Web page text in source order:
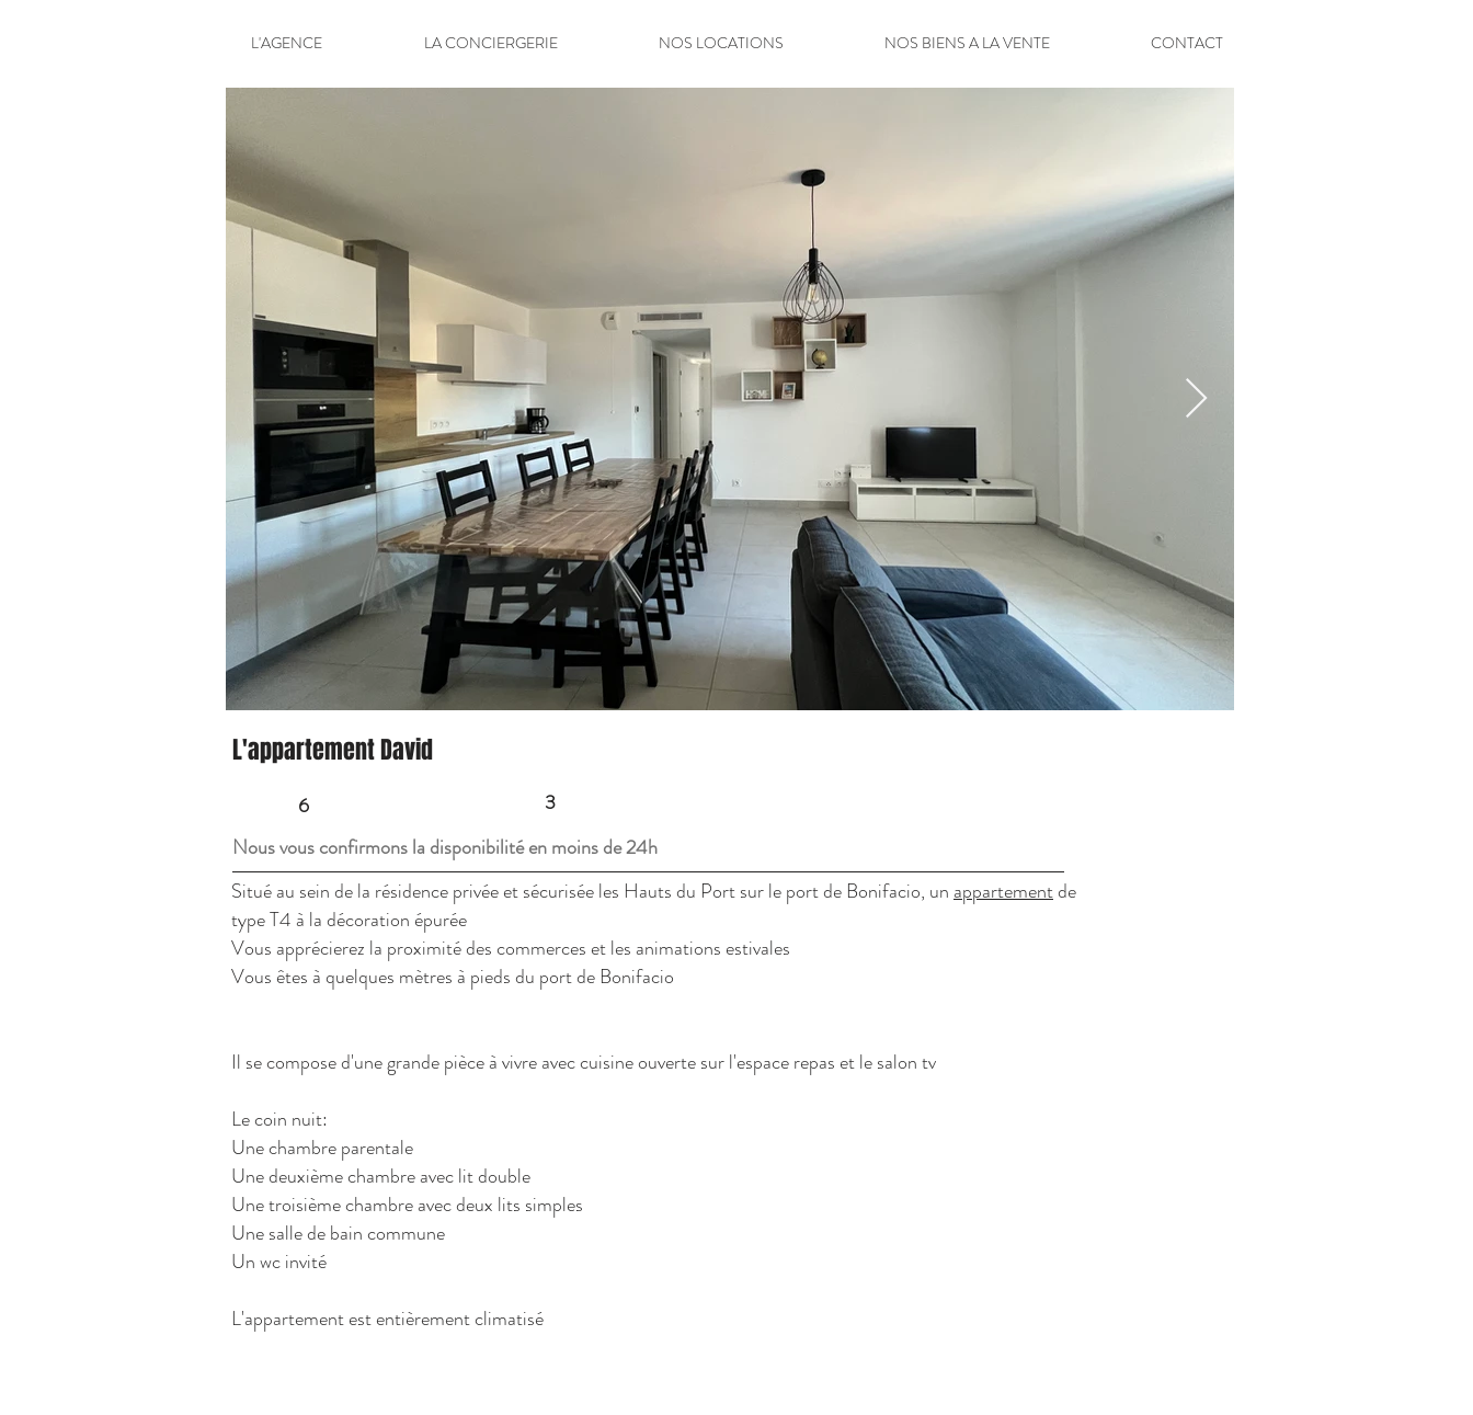
L'AGENCE LA CONCIERGERIE NOS LOCATIONS NOS BIENS A LA VENTE CONTACT
L'appartement David
6
3
Nous vous confirmons la disponibilité en moins de 24h
Situé au sein de la résidence privée et sécurisée les Hauts du Port sur le port de Bonifacio, un appartementde
type T4 à la décoration épurée
Vous apprécierez la proximité des commerces et les animations estivales
Vous êtes à quelques mètres à pieds du port de Bonifacio
Il se compose d'une grande pièce à vivre avec cuisine ouverte sur l'espace repas et le salon tv
Le coin nuit:
Une chambre parentale
Une deuxième chambre avec lit double
Une troisième chambre avec deux lits simples
Une salle de bain commune
Un wc invité
L'appartement est entièrement climatisé